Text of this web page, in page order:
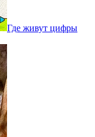
Где живут цифры